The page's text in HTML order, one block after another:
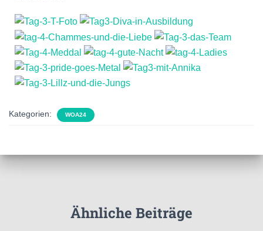
Kategorien: WOA24
Ähnliche Beiträge